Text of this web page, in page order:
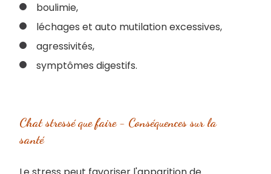
boulimie,
léchages et auto mutilation excessives,
agressivités,
symptômes digestifs.
Chat stressé que faire - Conséquences sur la
santé